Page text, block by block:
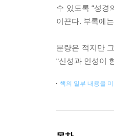
수 있도록 “성경
이끈다. 부록에
분량은 적지만
“신성과 인성이
책의 일부 내용을